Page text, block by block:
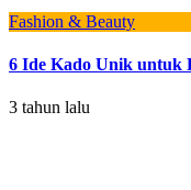
Fashion & Beauty
6 Ide Kado Unik untuk
3 tahun lalu